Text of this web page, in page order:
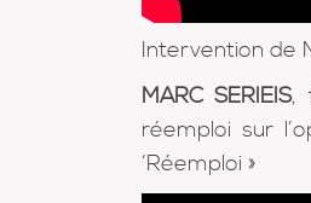
Intervention de
MARC SERIEIS,
réemploi sur
‘Réemploi »